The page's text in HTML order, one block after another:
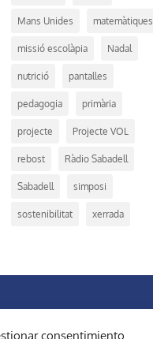
consentimiento
Mans Unides matemàtiques
missió escolàpia Nadal
nutrició pantalles
pedagogia primària
projecte Projecte VOL
rebost Ràdio Sabadell
Sabadell simposi
sostenibilitat xerrada